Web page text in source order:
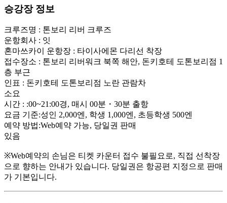
승강장 정보
크루즈명 : 톤보리 리버 크루즈
운항회사 : 잇
혼마쓰카이 운항장 : 타이사에몬 다리선 착장
접수장소 : 톤보리 리버워크 북쪽 해안, 돈키호테 도톤보리점 1
층 부근
인표 : 돈키호테 도톤보리점 노란 관람차
소요
시간 : :00~21:00경, 매시 00분・30분 출항
요금 기준:성인 2,000엔, 학생 1,000엔, 초등학생 500엔
예약 방법:Web예약 가능, 당일권 판매
있음
※Web예약의 손님은 티켓 카운터 접수 불필요로, 직접 선착장
으로 향하는 안내가 있습니다. 당일권은 항공편 지정으로 판매
가 기본입니다.